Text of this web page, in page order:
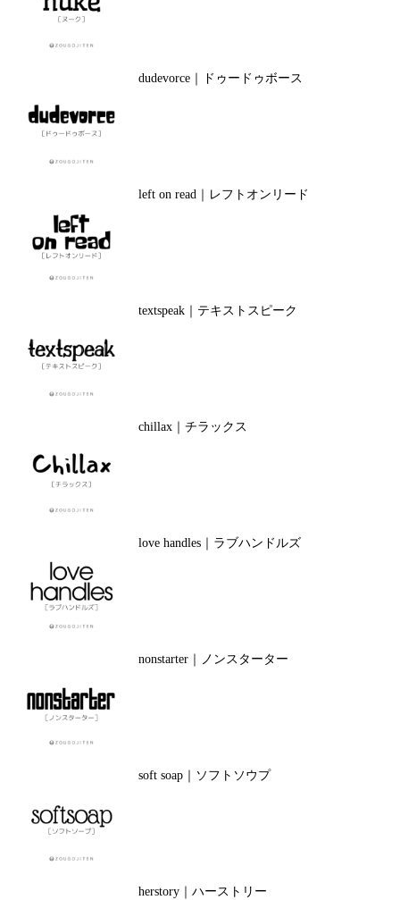
dudevorce｜ドゥードゥボース
left on read｜レフトオンリード
textspeak｜テキストスピーク
chillax｜チラックス
love handles｜ラブハンドルズ
nonstarter｜ノンスターター
soft soap｜ソフトソウプ
herstory｜ハーストリー